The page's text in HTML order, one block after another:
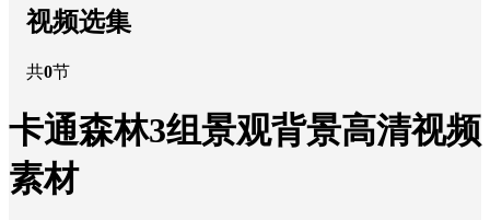
视频选集
共0节
卡通森林3组景观背景高清视频
素材